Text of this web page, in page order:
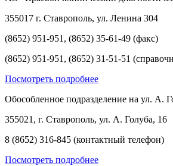
355017 г. Ставрополь, ул. Ленина 304
(8652) 951-951, (8652) 35-61-49 (факс)
(8652) 951-951, (8652) 31-51-51
Посмотреть подробнее
Обособленное подразделение на ул. А.
355021, г. Ставрополь, ул. А. Голуба, 16
8 (8652) 316-845 (контактный телефон)
Посмотреть подробнее